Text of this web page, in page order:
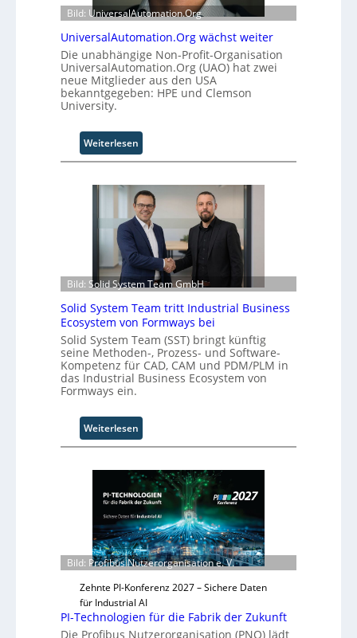
Bild: UniversalAutomation.Org
UniversalAutomation.Org wächst weiter
Die unabhängige Non-Profit-Organisation
UniversalAutomation.Org (UAO) hat zwei
neue Mitglieder aus den USA
bekanntgegeben: HPE und Clemson
University.
Weiterlesen:
U
i
v
e
s
a
l
A
u
t
o
m
a
t
o
n
.
r
g
w
ä
c
h
s
w
Bild: Solid System Team GmbH
Solid System Team tritt Industrial Business
Ecosystem von Formways bei
Solid System Team (SST) bringt künftig
seine Methoden-, Prozess- und Software-
Kompetenz für CAD, CAM und PDM/PLM in
das Industrial Business Ecosystem von
Formways ein.
Weiterlesen:
S
l
i
d
S
y
s
t
m
T
e
Bild: Profibus Nutzerorganisation e. V.
Zehnte PI-Konferenz 2027 – Sichere Daten
für Industrial AI
PI-Technologien für die Fabrik der Zukunft
Die Profibus Nutzerorganisation (PNO) lädt